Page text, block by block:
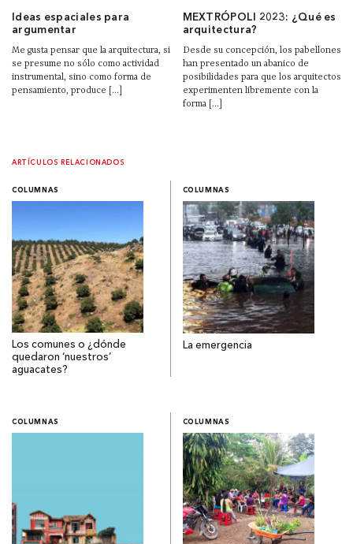
Ideas espaciales para
argumentar
Me gusta pensar que la arquitectura, si
se presume no sólo como actividad
instrumental, sino como forma de
pensamiento, produce [...]
MEXTRÓPOLI 2023: ¿Qué es
arquitectura?
Desde su concepción, los pabellones
han presentado un abanico de
posibilidades para que los arquitectos
experimenten libremente con la
forma [...]
ARTÍCULOS RELACIONADOS
COLUMNAS
Los comunes o ¿dónde
quedaron ‘nuestros’
aguacates?
COLUMNAS
La emergencia
COLUMNAS COLUMNAS